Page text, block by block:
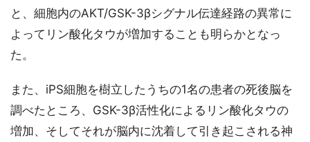
と、細胞内のAKT/GSK-3βシグナル伝達経路の異常に
よってリン酸化タウが増加することも明らかとなっ
た。
また、iPS細胞を樹立したうちの1名の患者の死後脳を
調べたところ、GSK-3β活性化によるリン酸化タウの
増加、そしてそれが脳内に沈着して引き起こされる神